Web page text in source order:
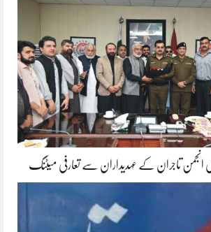
انجمن تاجران کے عہدیداران سے تعارفی میٹنگ